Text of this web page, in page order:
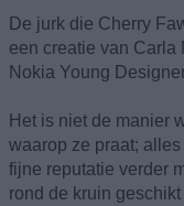
De jurk die Cherry
een creatie van Carla
Nokia Young
Het is niet de manier
waarop ze praat;
fijne reputatie verder
rond de kruin